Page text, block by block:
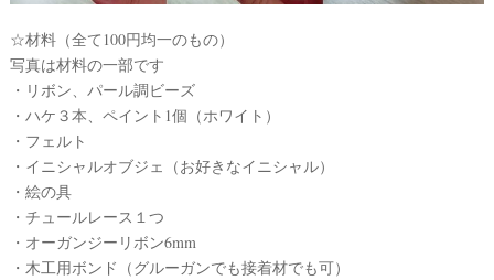
☆材料（全て100円均一のもの）
写真は材料の一部です
・リボン、パール調ビーズ
・ハケ３本、ペイント1個（ホワイト）
・フェルト
・イニシャルオブジェ（お好きなイニシャル）
・絵の具
・チュールレース１つ
・オーガンジーリボン6mm
・木工用ボンド（グルーガンでも接着材でも可）